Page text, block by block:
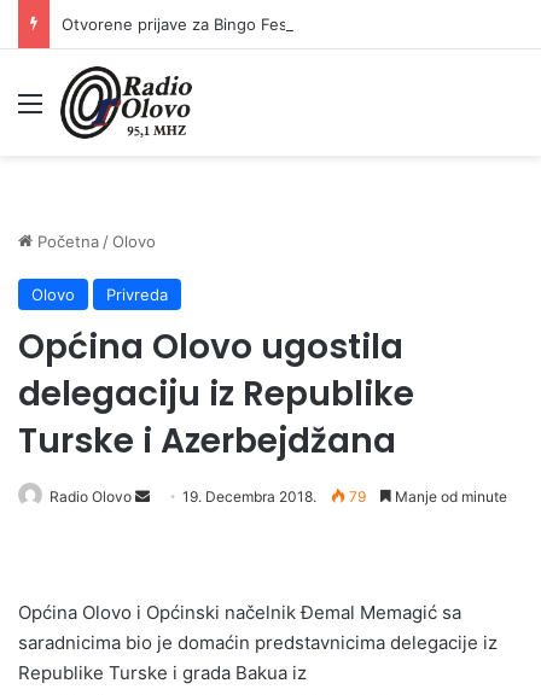
Meni
Početna /Olovo
Olovo Privreda
Općina Olovo ugostila
delegaciju iz Republike
Turske i Azerbejdžana
Radio Olovo
a
n
e
19. Decembra 2018. 79 Manje od minute
Općina Olovo i Općinski načelnik Đemal Memagić sa
saradnicima bio je domaćin predstavnicima delegacije iz
Republike Turske i grada Bakua iz